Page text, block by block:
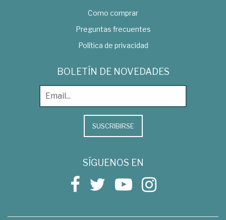
Como comprar
Preguntas frecuentes
Política de privacidad
BOLETÍN DE NOVEDADES
SUSCRIBIRSE
SÍGUENOS EN